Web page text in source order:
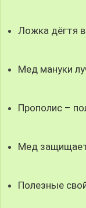
Ложка дёгтя
Мед мануки
Прополис –
Мед
Полезные